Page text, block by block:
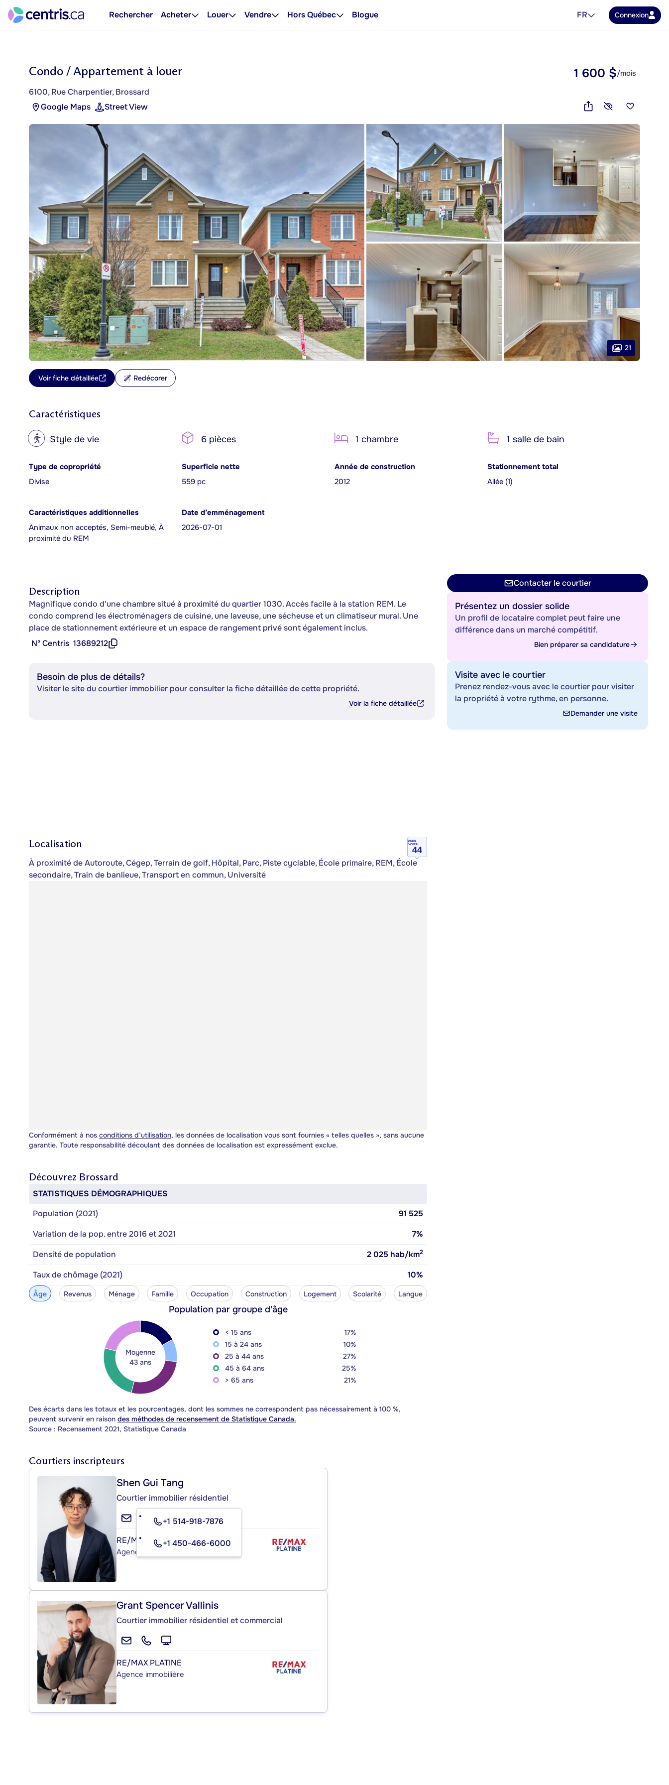
Rechercher Acheter Louer Vendre Hors Québec Blogue FR Connexion
Condo / Appartement à louer
6100, Rue Charpentier, Brossard
Google Maps
Street View
1 600 $/mois
21
Voir fiche détaillée Redécorer
Caractéristiques
? Style de vie 6 pièces 1 chambre 1 salle de bain
Type de copropriété
Divise
Superficie nette
559 pc
Année de construction
2012
Stationnement total
Allée (1)
Caractéristiques additionnelles
Animaux non acceptés, Semi-meublé, À
proximité du REM
Date d’emménagement
2026-07-01
Description
Magnifique condo d'une chambre situé à proximité du quartier 1030. Accès facile à la station REM. Le
condo comprend les électroménagers de cuisine, une laveuse, une sécheuse et un climatiseur mural. Une
place de stationnement extérieure et un espace de rangement privé sont également inclus.
Nº Centris 13689212
Besoin de plus de détails?
Visiter le site du courtier immobilier pour consulter la fiche détaillée de cette propriété.
Voir la fiche détaillée
Localisation
Walk
Score
44
À proximité de Autoroute, Cégep, Terrain de golf, Hôpital, Parc, Piste cyclable, École primaire, REM, École
secondaire, Train de banlieue, Transport en commun, Université
Conformément à nos conditions d’utilisation, les données de localisation vous sont fournies « telles quelles », sans aucune
garantie. Toute responsabilité découlant des données de localisation est expressément exclue.
Découvrez Brossard
STATISTIQUES DÉMOGRAPHIQUES
Population (2021)
91 525
Variation de la pop. entre 2016 et 2021
7%
Densité de population
2 025 hab/km2
Taux de chômage (2021) 10%
Âge Revenus Ménage Famille Occupation Construction Logement Scolarité Langue
Population par groupe d'âge
Moyenne
43 ans
< 15 ans
17%
15 à 24 ans
10%
25 à 44 ans
27%
45 à 64 ans
25%
> 65 ans
21%
Des écarts dans les totaux et les pourcentages, dont les sommes ne correspondent pas nécessairement à 100 %,
peuvent survenir en raison des méthodes de recensement de Statistique Canada.
Source : Recensement 2021, Statistique Canada
Courtiers inscripteurs
Shen Gui Tang
Courtier immobilier résidentiel
+1 514-918-7876
+1 450-466-6000
RE/MAX PLATINE
Agence immobilière
Grant Spencer Vallinis
Courtier immobilier résidentiel et commercial
RE/MAX PLATINE
Agence immobilière
Contacter le courtier
Présentez un dossier solide
Un profil de locataire complet peut faire une
différence dans un marché compétitif.
Bien préparer sa candidature
Visite avec le courtier
Prenez rendez-vous avec le courtier pour visiter
la propriété à votre rythme, en personne.
Demander une visite